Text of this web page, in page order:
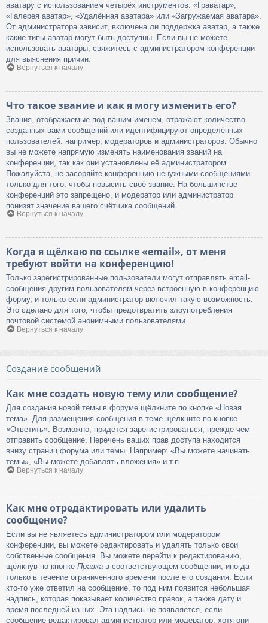
аватару с использованием четырёх инструментов: «Граватар»,
«Галерея аватар», «Удалённая аватара» или «Загружаемая аватара».
От администратора зависит, включена ли поддержка аватар, а также
какие типы аватар могут быть доступны. Если вы не можете
использовать аватары, свяжитесь с администратором конференции
для выяснения причин.
Вернуться к началу
Что такое звание и как я могу изменить его?
Звания, отображаемые под вашим именем, отражают количество
созданных вами сообщений или идентифицируют определённых
пользователей: например, модераторов и администраторов. Обычно
вы не можете напрямую изменять наименования званий на
конференции, так как они установлены её администратором.
Пожалуйста, не засоряйте конференцию ненужными сообщениями
только для того, чтобы повысить своё звание. На большинстве
конференций это запрещено, и модератор или администратор
понизят значение вашего счётчика сообщений.
Вернуться к началу
Когда я щёлкаю по ссылке «email», от меня
требуют войти на конференцию!
Только зарегистрированные пользователи могут отправлять email-
сообщения другим пользователям через встроенную в конференцию
форму, и только если администратор включил такую возможность.
Это сделано для того, чтобы предотвратить злоупотребления
почтовой системой анонимными пользователями.
Вернуться к началу
Создание сообщений
Как мне создать новую тему или сообщение?
Для создания новой темы в форуме щёлкните по кнопке «Новая
тема». Для размещения сообщения в теме щёлкните по кнопке
«Ответить». Возможно, придётся зарегистрироваться, прежде чем
отправить сообщение. Перечень ваших прав доступа находится
внизу страниц форума или темы. Например: «Вы можете начинать
темы», «Вы можете добавлять вложения» и т.п.
Вернуться к началу
Как мне отредактировать или удалить
сообщение?
Если вы не являетесь администратором или модератором
конференции, вы можете редактировать и удалять только свои
собственные сообщения. Вы можете перейти к редактированию,
щёлкнув по кнопке Правка в соответствующем сообщении, иногда
только в течение ограниченного времени после его создания. Если
кто-то уже ответил на сообщение, то под ним появится небольшая
надпись, которая показывает количество правок, а также дату и
время последней из них. Эта надпись не появляется, если
сообщение редактировал администратор или модератор, хотя они